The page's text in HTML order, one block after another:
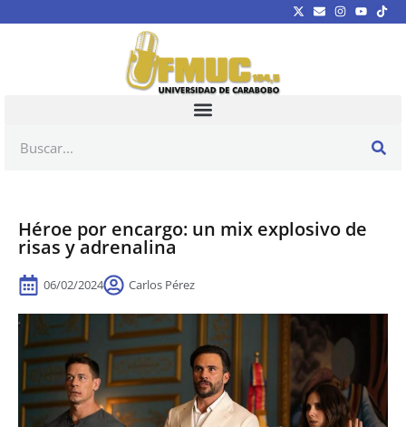
Héroe por encargo: un mix explosivo de
risas y adrenalina
06/02/2024 Carlos Pérez